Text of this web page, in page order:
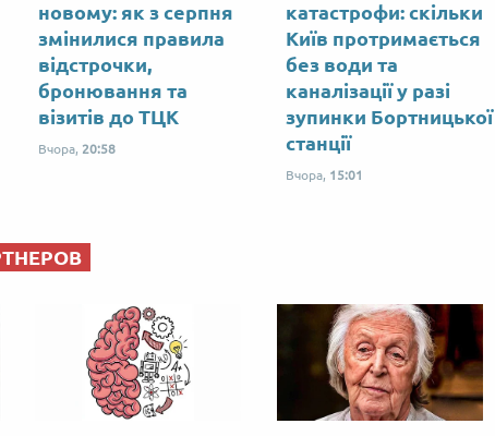
новому: як з серпня
змінилися правила
відстрочки,
бронювання та
візитів до ТЦК
Вчора, 20:58
катастрофи: скільки
Київ протримається
без води та
каналізації у разі
зупинки Бортницької
станції
Вчора, 15:01